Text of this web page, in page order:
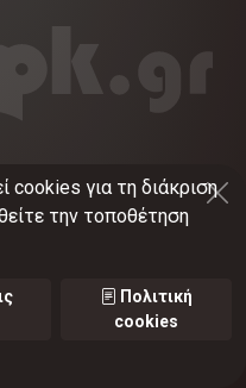
ΓΕΜΗ:
cookies για τη διάκριση
την τοποθέτηση
Πολιτική
cookies